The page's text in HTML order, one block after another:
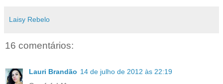
Laisy Rebelo
16 comentários:
Lauri Brandão 14 de julho de 2012 às 22:19